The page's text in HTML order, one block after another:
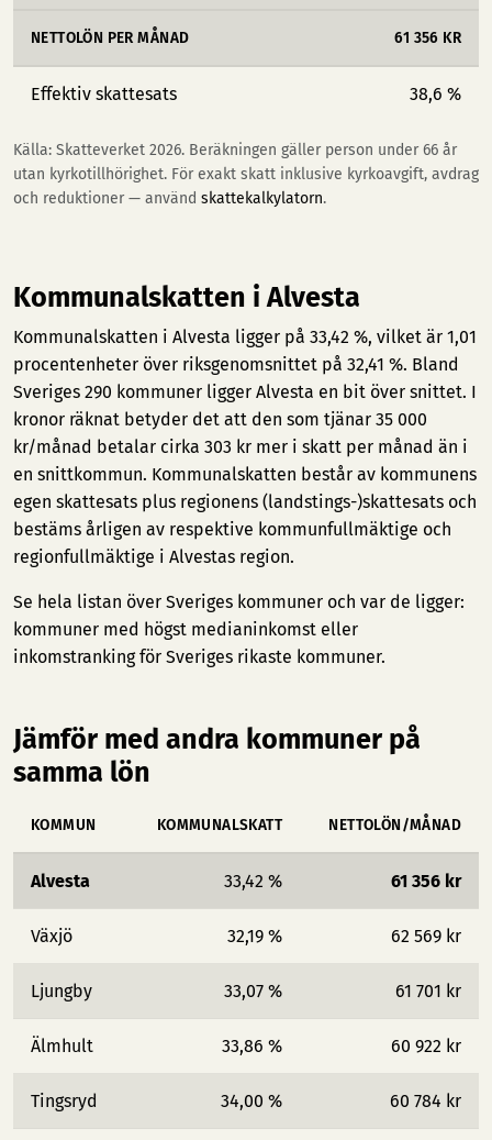
NETTOLÖN PER MÅNAD 61 356 KR
Effektiv skattesats 38,6 %
Källa: Skatteverket 2026. Beräkningen gäller person under 66 år
utan kyrkotillhörighet. För exakt skatt inklusive kyrkoavgift, avdrag
och reduktioner — använd skattekalkylatorn.
Kommunalskatten i Alvesta
Kommunalskatten i Alvesta ligger på 33,42 %, vilket är 1,01
procentenheter över riksgenomsnittet på 32,41 %. Bland
Sveriges 290 kommuner ligger Alvesta en bit över snittet. I
kronor räknat betyder det att den som tjänar 35 000
kr/månad betalar cirka 303 kr mer i skatt per månad än i
en snittkommun. Kommunalskatten består av kommunens
egen skattesats plus regionens (landstings-)skattesats och
bestäms årligen av respektive kommunfullmäktige och
regionfullmäktige i Alvestas region.
Se hela listan över Sveriges kommuner och var de ligger:
kommuner med högst medianinkomst eller
inkomstranking för Sveriges rikaste kommuner.
Jämför med andra kommuner på
samma lön
KOMMUN KOMMUNALSKATT NETTOLÖN/MÅNAD
Alvesta 33,42 % 61 356 kr
Växjö 32,19 % 62 569 kr
Ljungby 33,07 % 61 701 kr
Älmhult 33,86 % 60 922 kr
Tingsryd 34,00 % 60 784 kr